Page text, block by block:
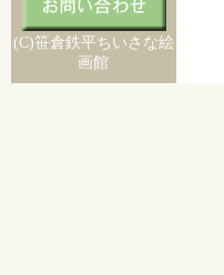
(C)笹倉鉄平ちいさな絵
画館